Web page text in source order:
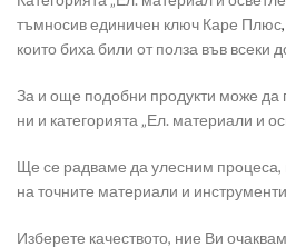
тъмносив единичен ключ Каре Плюс,
които биха били от полза във всеки
За и още подобни продукти може да
ни и категорията „Ел. материали и
Ще се радваме да улесним процеса,
на точните материали и
Изберете качеството, ние Ви